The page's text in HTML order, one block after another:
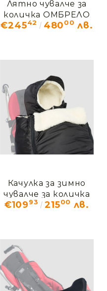
Лятно чувалче за
количка ОМБРЕЛО
OMО_416
€24542 48000 лв.
Качулка за зимно
чувалче за количка
ОМБРЕЛО OMO_418
€10993 21500 лв.